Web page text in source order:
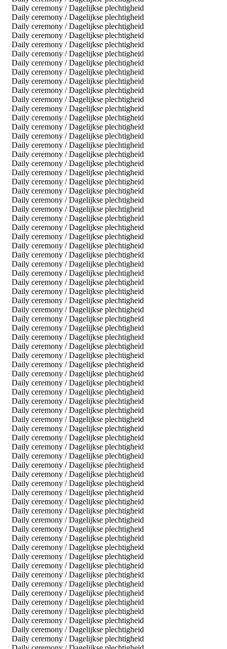
Daily ceremony / Dagelijkse plechtigheid
Daily ceremony / Dagelijkse plechtigheid
Daily ceremony / Dagelijkse plechtigheid
Daily ceremony / Dagelijkse plechtigheid
Daily ceremony / Dagelijkse plechtigheid
Daily ceremony / Dagelijkse plechtigheid
Daily ceremony / Dagelijkse plechtigheid
Daily ceremony / Dagelijkse plechtigheid
Daily ceremony / Dagelijkse plechtigheid
Daily ceremony / Dagelijkse plechtigheid
Daily ceremony / Dagelijkse plechtigheid
Daily ceremony / Dagelijkse plechtigheid
Daily ceremony / Dagelijkse plechtigheid
Daily ceremony / Dagelijkse plechtigheid
Daily ceremony / Dagelijkse plechtigheid
Daily ceremony / Dagelijkse plechtigheid
Daily ceremony / Dagelijkse plechtigheid
Daily ceremony / Dagelijkse plechtigheid
Daily ceremony / Dagelijkse plechtigheid
Daily ceremony / Dagelijkse plechtigheid
Daily ceremony / Dagelijkse plechtigheid
Daily ceremony / Dagelijkse plechtigheid
Daily ceremony / Dagelijkse plechtigheid
Daily ceremony / Dagelijkse plechtigheid
Daily ceremony / Dagelijkse plechtigheid
Daily ceremony / Dagelijkse plechtigheid
Daily ceremony / Dagelijkse plechtigheid
Daily ceremony / Dagelijkse plechtigheid
Daily ceremony / Dagelijkse plechtigheid
Daily ceremony / Dagelijkse plechtigheid
Daily ceremony / Dagelijkse plechtigheid
Daily ceremony / Dagelijkse plechtigheid
Daily ceremony / Dagelijkse plechtigheid
Daily ceremony / Dagelijkse plechtigheid
Daily ceremony / Dagelijkse plechtigheid
Daily ceremony / Dagelijkse plechtigheid
Daily ceremony / Dagelijkse plechtigheid
Daily ceremony / Dagelijkse plechtigheid
Daily ceremony / Dagelijkse plechtigheid
Daily ceremony / Dagelijkse plechtigheid
Daily ceremony / Dagelijkse plechtigheid
Daily ceremony / Dagelijkse plechtigheid
Daily ceremony / Dagelijkse plechtigheid
Daily ceremony / Dagelijkse plechtigheid
Daily ceremony / Dagelijkse plechtigheid
Daily ceremony / Dagelijkse plechtigheid
Daily ceremony / Dagelijkse plechtigheid
Daily ceremony / Dagelijkse plechtigheid
Daily ceremony / Dagelijkse plechtigheid
Daily ceremony / Dagelijkse plechtigheid
Daily ceremony / Dagelijkse plechtigheid
Daily ceremony / Dagelijkse plechtigheid
Daily ceremony / Dagelijkse plechtigheid
Daily ceremony / Dagelijkse plechtigheid
Daily ceremony / Dagelijkse plechtigheid
Daily ceremony / Dagelijkse plechtigheid
Daily ceremony / Dagelijkse plechtigheid
Daily ceremony / Dagelijkse plechtigheid
Daily ceremony / Dagelijkse plechtigheid
Daily ceremony / Dagelijkse plechtigheid
Daily ceremony / Dagelijkse plechtigheid
Daily ceremony / Dagelijkse plechtigheid
Daily ceremony / Dagelijkse plechtigheid
Daily ceremony / Dagelijkse plechtigheid
Daily ceremony / Dagelijkse plechtigheid
Daily ceremony / Dagelijkse plechtigheid
Daily ceremony / Dagelijkse plechtigheid
Daily ceremony / Dagelijkse plechtigheid
Daily ceremony / Dagelijkse plechtigheid
Daily ceremony / Dagelijkse plechtigheid